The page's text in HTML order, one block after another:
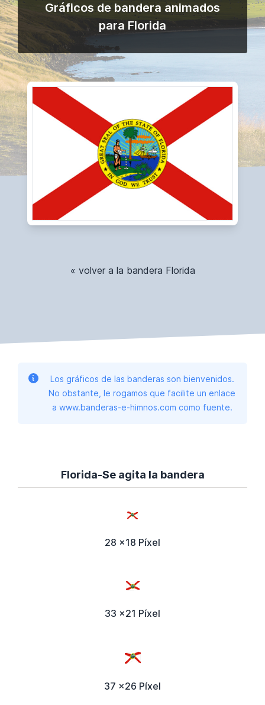
Gráficos de bandera animados
para Florida
« volver a la bandera Florida
Los gráficos de las banderas son bienvenidos.
No obstante, le rogamos que facilite un enlace
a www.banderas-e-himnos.com como fuente.
Florida-Se agita la bandera
28 x18 Píxel
33 x21 Píxel
37 x26 Píxel